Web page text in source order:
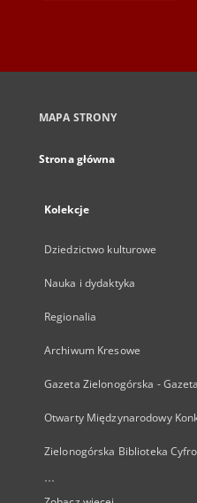
MAPA STRONY
Strona główna
Kolekcje
Dziedzictwo kulturowe
Nauka i dydaktyka
Regionalia
Archiwum Kresowe
Gazeta Zielonogórska -
Otwarty Międzynarodowy
Zielonogórska Biblioteka
...